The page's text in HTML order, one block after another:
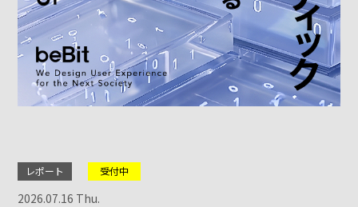
レポート 受付中
2026.07.16 Thu.